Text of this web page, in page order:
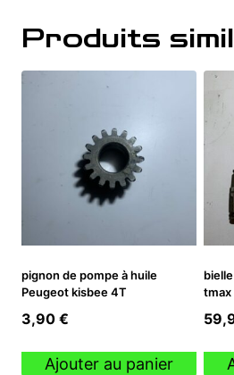
Produits
pignon de pompe à huile
Peugeot kisbee 4T
3,90 €
Ajouter au panier
tmax